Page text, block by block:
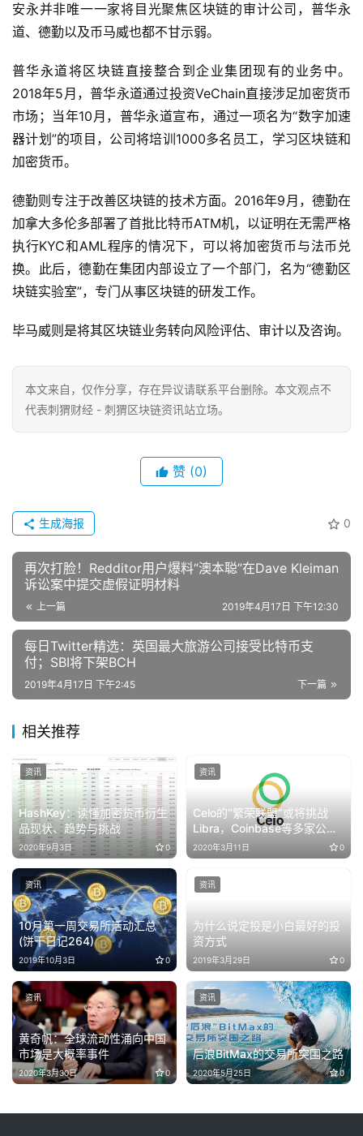
安永并非唯一一家将目光聚焦区块链的审计公司，普华永
道、德勤以及币马威也都不甘示弱。
普华永道将区块链直接整合到企业集团现有的业务中。
2018年5月，普华永道通过投资VeChain直接涉足加密货币
市场；当年10月，普华永道宣布，通过一项名为“数字加速
器计划”的项目，公司将培训1000多名员工，学习区块链和
加密货币。
德勤则专注于改善区块链的技术方面。2016年9月，德勤在
加拿大多伦多部署了首批比特币ATM机，以证明在无需严格
执行KYC和AML程序的情况下，可以将加密货币与法币兑
换。此后，德勤在集团内部设立了一个部门，名为“德勤区
块链实验室”，专门从事区块链的研发工作。
毕马威则是将其区块链业务转向风险评估、审计以及咨询。
本文来自 ，仅作分享，存在异议请联系平台删除。本文观点不
代表刺猬财经 - 刺猬区块链资讯站立场。
赞 (0)
0
生成海报
再次打脸！Redditor用户爆料“澳本聪”在Dave Kleiman
诉讼案中提交虚假证明材料
上一篇 2019年4月17日 下午12:30
每日Twitter精选：英国最大旅游公司接受比特币支
付；SBI将下架BCH
下一篇
2019年4月17日 下午2:45
相关推荐
HashKey：读懂加密货币衍生
品现状、趋势与挑战
2020年9月3日 0
资讯
Celo的“繁荣联盟”或将挑战
Libra，Coinbase等多家公司
加入
2020年3月11日 0
资讯
10月第一周交易所活动汇总
(饼干日记264)
2019年10月3日 0
资讯
为什么说定投是小白最好的投
资方式
2019年3月29日 0
资讯
黄奇帆：全球流动性涌向中国
市场是大概率事件
2020年3月30日 0
资讯
后浪BitMax的交易所突围之路
2020年5月25日 0
资讯